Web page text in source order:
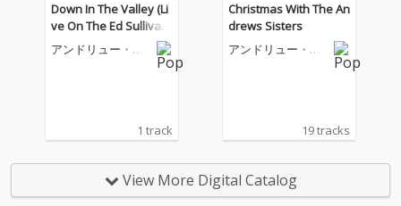
Down In The Valley (Li
ve On The Ed Sullivan
Show, September 15,
1957)
アンドリュー・シ
1 track
Christmas With The An
drews Sisters
アンドリュー・シ
19 tracks
View More Digital Catalog